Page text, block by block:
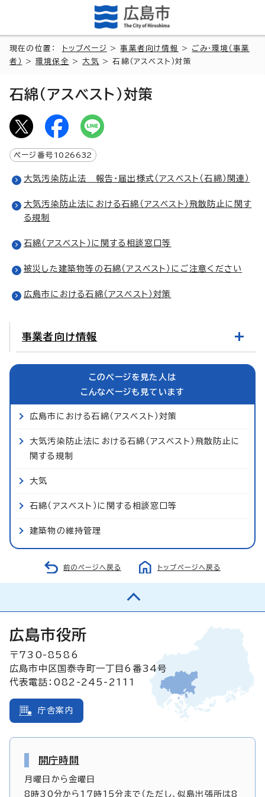
現在の位置： トップページ >事業者向け情報 > ごみ・環境（事業
者）
>環境保全 >大気 > 石綿（アスベスト）対策
石綿（アスベスト）対策
ページ番号 1026632
大気汚染防止法 報告・届出様式（アスベスト（石綿）関連）
大気汚染防止法における石綿（アスベスト）飛散防止に関す
る規制
石綿（アスベスト）に関する相談窓口等
被災した建築物等の石綿（アスベスト）にご注意ください
広島市における石綿（アスベスト）対策
事業者向け情報
このページを見た人は
こんなページも見ています
広島市における石綿（アスベスト）対策
大気汚染防止法における石綿（アスベスト）飛散防止に
関する規制
大気
石綿（アスベスト）に関する相談窓口等
建築物の維持管理
前のページへ戻る トップページへ戻る
広島市役所
〒730-8586
広島市中区国泰寺町一丁目6番34号
代表電話：082-245-2111
庁舎案内
開庁時間
月曜日から金曜日
8時30分から17時15分まで（ただし、似島出張所は8